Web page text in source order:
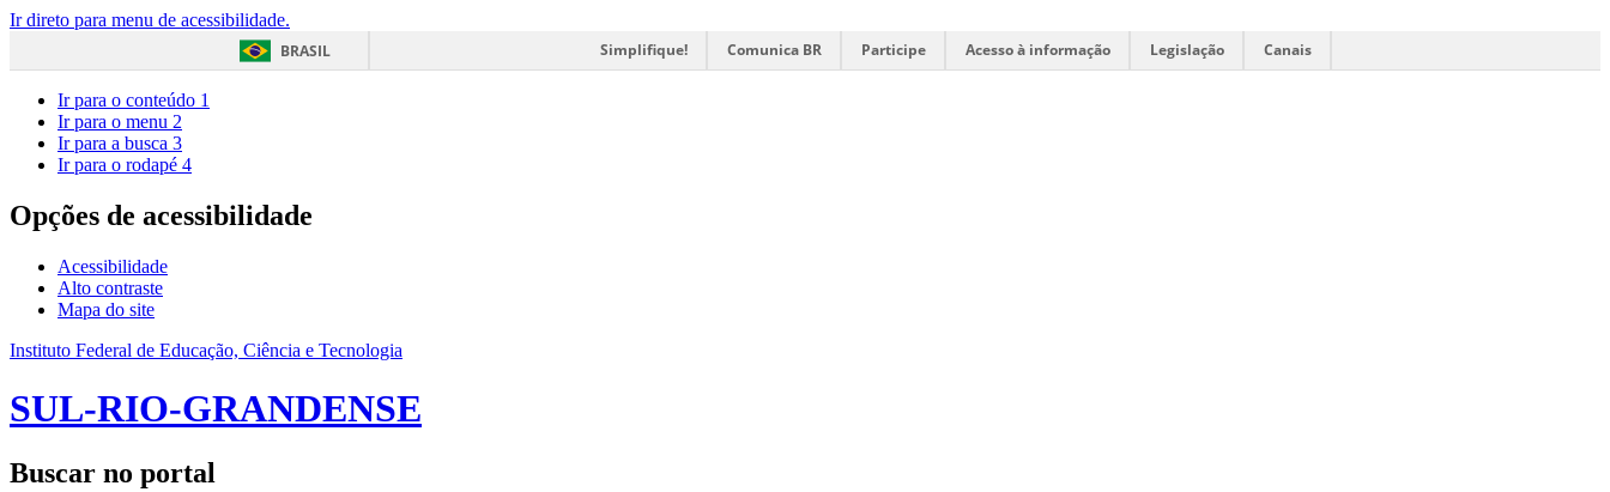
Ir direto para menu de acessibilidade.
BRASIL
Simplifique! Comunica BR Participe Acesso à informação Legislação Canais
Ir para o conteúdo 1
Ir para o menu 2
Ir para a busca 3
Ir para o rodapé 4
Opções de acessibilidade
Acessibilidade
Alto contraste
Mapa do site
Instituto Federal de Educação, Ciência e Tecnologia
SUL-RIO-GRANDENSE
Buscar no portal